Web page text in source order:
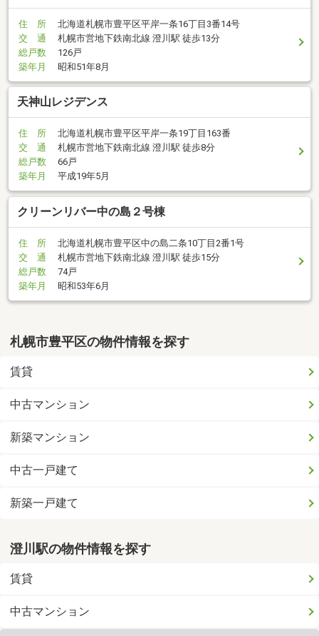
住 所
北海道札幌市豊平区平岸一条16丁目3番14号
交 通
札幌市営地下鉄南北線 澄川駅 徒歩13分
総戸数
126戸
築年月
昭和51年8月
天神山レジデンス
住 所
北海道札幌市豊平区平岸一条19丁目163番
交 通
札幌市営地下鉄南北線 澄川駅 徒歩8分
総戸数
66戸
築年月
平成19年5月
クリーンリバー中の島２号棟
住 所
北海道札幌市豊平区中の島二条10丁目2番1号
交 通
札幌市営地下鉄南北線 澄川駅 徒歩15分
総戸数
74戸
築年月
昭和53年6月
札幌市豊平区の物件情報を探す
賃貸
中古マンション
新築マンション
中古一戸建て
新築一戸建て
澄川駅の物件情報を探す
賃貸
中古マンション